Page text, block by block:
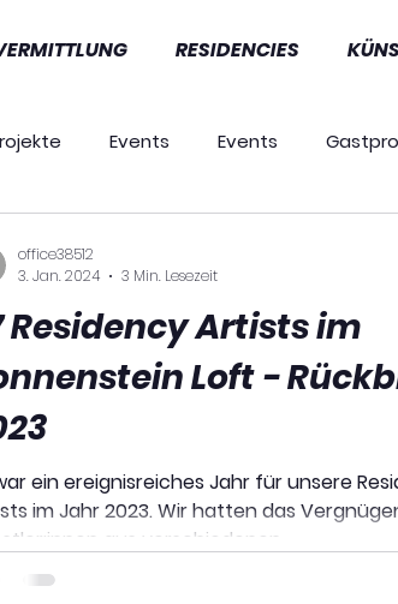
RESIDENCIES
Events Events
Workshops
Residency Artists im
Loft -
ein ereignisreiches Jahr für unsere
im Jahr 2023. Wir hatten das
aus verschiedenen...
office38512
3. Jan. 2024
3 Min. Lesezeit